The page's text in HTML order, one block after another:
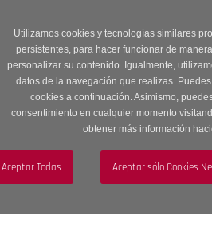
Utilizamos cookies y tecnologías similares
persistentes, para hacer funcionar de
personalizar su contenido. Igualmente,
datos de la navegación que realizas.
cookies a continuación. Asimismo,
consentimiento en cualquier momento
obtener más información
descuento en Sección OUTLET
navigation
Menú